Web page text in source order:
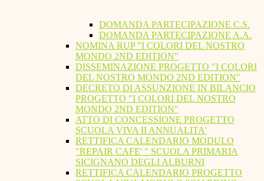
DOMANDA PARTECIPAZIONE C.S.
DOMANDA PARTECIPAZIONE A.A.
NOMINA RUP "I COLORI DEL NOSTRO
MONDO 2ND EDITION"
DISSEMINAZIONE PROGETTO "I COLORI
DEL NOSTRO MONDO 2ND EDITION"
DECRETO DI ASSUNZIONE IN BILANCIO
PROGETTO "I COLORI DEL NOSTRO
MONDO 2ND EDITION"
ATTO DI CONCESSIONE PROGETTO
SCUOLA VIVA II ANNUALITA'
RETTIFICA CALENDARIO MODULO
"REPAIR CAFE' " SCUOLA PRIMARIA
SICIGNANO DEGLI ALBURNI
RETTIFICA CALENDARIO PROGETTO